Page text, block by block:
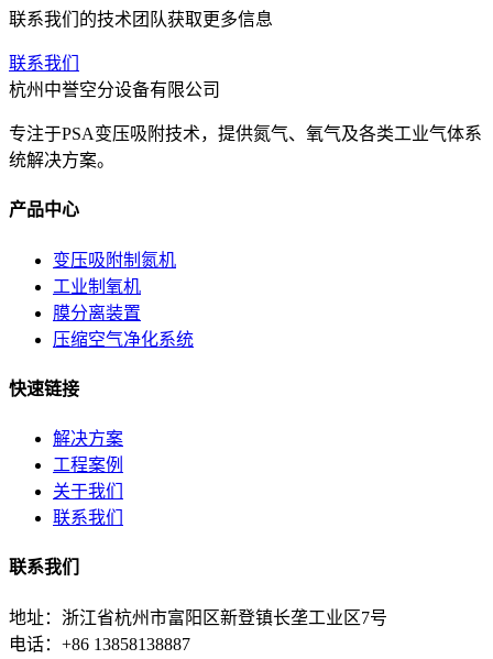
联系我们的技术团队获取更多信息
联系我们
杭州中誉空分设备有限公司
专注于PSA变压吸附技术，提供氮气、氧气及各类工业气体系
统解决方案。
产品中心
变压吸附制氮机
工业制氧机
膜分离装置
压缩空气净化系统
快速链接
解决方案
工程案例
关于我们
联系我们
联系我们
地址：浙江省杭州市富阳区新登镇长垄工业区7号
电话：+86 13858138887